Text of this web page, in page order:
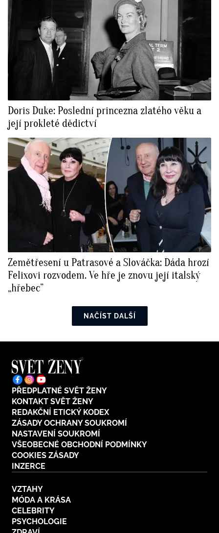
Doris Duke: Poslední princezna zlatého věku a
její prokleté dědictví
Zemětřesení u Patrasové a Slováčka: Dáda hrozí
Felixovi rozvodem. Ve hře je znovu její italský
„hřebec”
NAČÍST DALŠÍ
PŘEDPLATNÉ SVĚT ŽENY
KONTAKT SVĚT ŽENY
REDAKČNÍ ETICKÝ KODEX
ZÁSADY OCHRANY SOUKROMÍ
NASTAVENÍ SOUKROMÍ
VŠEOBECNÉ OBCHODNÍ PODMÍNKY
COOKIES ZÁSADY
INZERCE
VZTAHY
MÓDA A KRÁSA
CELEBRITY
PSYCHOLOGIE